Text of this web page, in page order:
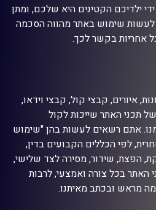
ילדיכם הקטינים היא שלכם, ומתן
שימוש באתר מהווה הסכמה
אחריות בקשר לכך.
איורים, קבצי קול, קבצי וידאו,
תכני האתר שייכות לקול
אתם רשאים לעשות בהן "שימוש
לפי הכללים הקבועים בדין,
הפצת, שידור, מסירה לצד שלישי,
האתר בכל צורה ואמצעי, לרבות
מראש ובכתב מאיתנו.